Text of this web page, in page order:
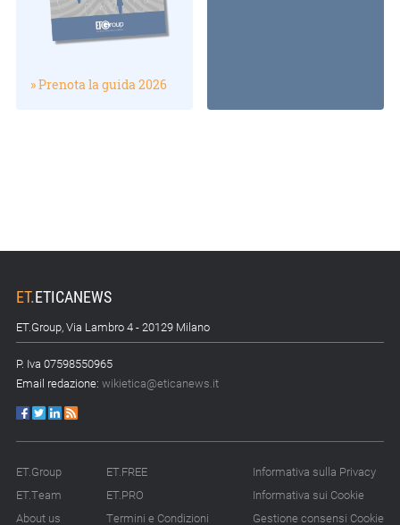
» Prenota la guida 2026
ET.ETICANEWS
ET.Group, Via Lambro 4 - 20129 Milano
P. Iva 07598550965
Email redazione: wikietica@eticanews.it
ET.Group
ET.Team
About us
ET.FREE
ET.PRO
Termini e Condizioni
Informativa sulla Privacy
Informativa sui Cookie
Gestione consensi Cookie